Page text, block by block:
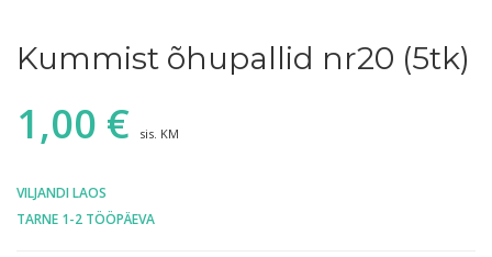
Kummist õhupallid nr20 (5tk)
1,00 € sis. KM
VILJANDI LAOS
TARNE 1-2 TÖÖPÄEVA